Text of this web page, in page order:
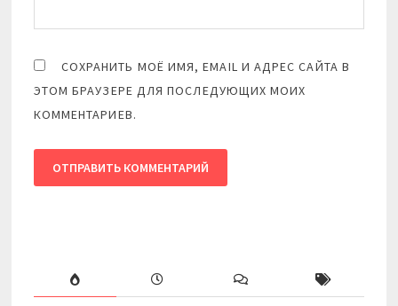
СОХРАНИТЬ МОЁ ИМЯ, EMAIL И АДРЕС САЙТА В
ЭТОМ БРАУЗЕРЕ ДЛЯ ПОСЛЕДУЮЩИХ МОИХ
КОММЕНТАРИЕВ.